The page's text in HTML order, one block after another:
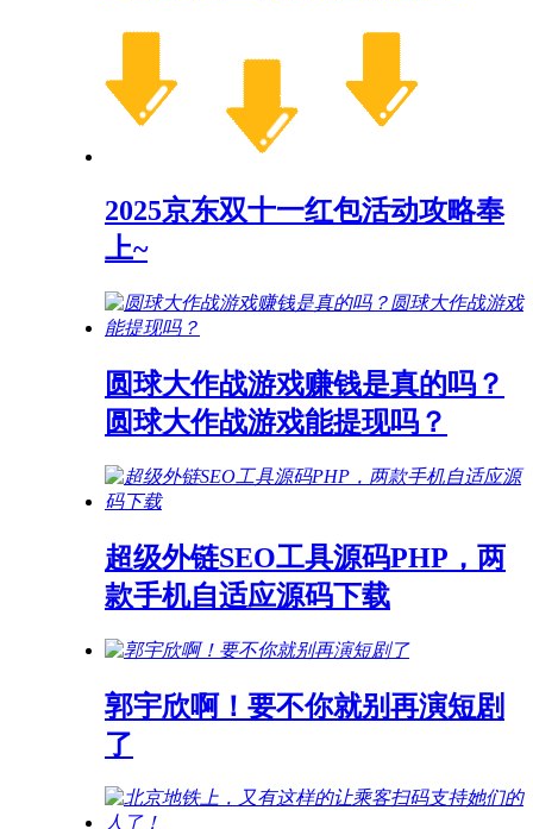
2025京东双十一红包活动攻略奉
上~
圆球大作战游戏赚钱是真的吗？
圆球大作战游戏能提现吗？
超级外链SEO工具源码PHP，两
款手机自适应源码下载
郭宇欣啊！要不你就别再演短剧
了